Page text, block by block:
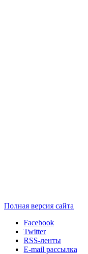
Полная версия сайта
Facebook
Twitter
RSS-ленты
E-mail рассылка